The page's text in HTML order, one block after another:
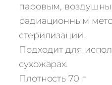
а
р
а
П
а
к
паровым,
радиационным
стерилизации.
Подходит для
сухожарах.
Плотность 70 г